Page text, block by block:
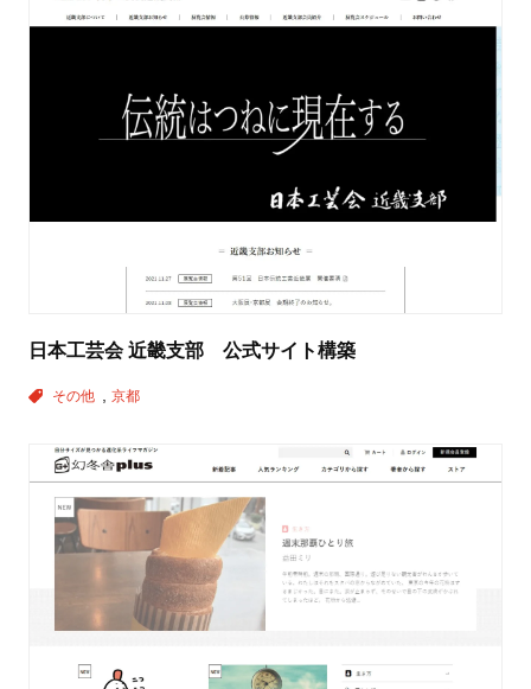
日本工芸会 近畿支部 公式サイト構築
その他 京都